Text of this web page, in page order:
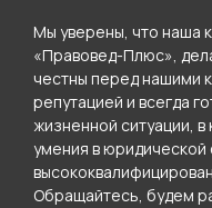
Мы уверены, что наша
«Правовед-Плюс»,
честны перед нашими
репутацией и всегда
жизненной ситуации,
умения в
Обращайтесь, будем